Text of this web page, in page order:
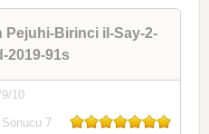
Birinci il-Say-2-
2019-91s
10
7